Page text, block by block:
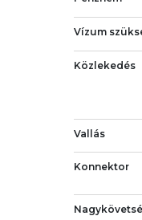
Vízum
Közlekedés
Vallás
Konnektor